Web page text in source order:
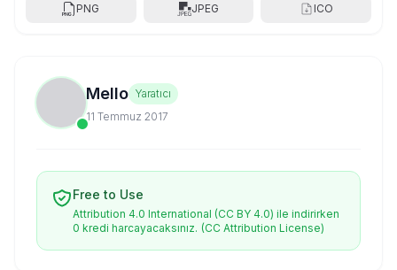
PNG JPEG ICO
Mello Yaratıcı
11 Temmuz 2017
Free to Use
Attribution 4.0 International (CC BY 4.0) ile indirirken
0 kredi harcayacaksınız. (CC Attribution License)